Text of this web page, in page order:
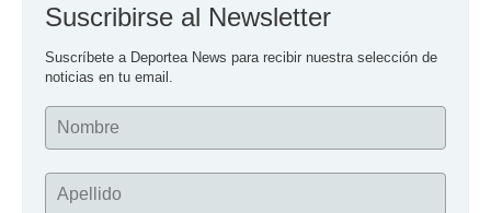
Suscribirse al Newsletter
Suscríbete a Deportea News para recibir nuestra selección de
noticias en tu email.
Nombre
Apellido